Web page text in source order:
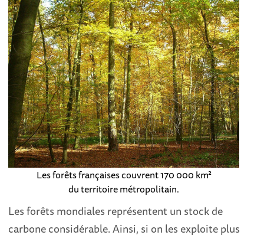
Les forêts françaises couvrent 170 000 km²
du territoire métropolitain.
Les forêts mondiales représentent un stock de
carbone considérable. Ainsi, si on les exploite plus